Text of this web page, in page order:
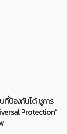
ที่ป้องกันได้ ชูการ
Protection”